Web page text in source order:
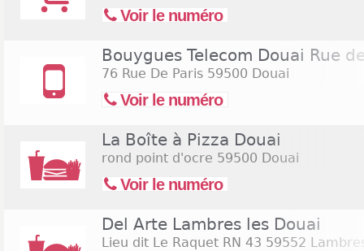
Voir le numéro
Bouygues Telecom Douai Rue
76 Rue De Paris 59500 Douai
Voir le numéro
La Boîte à Pizza Douai
rond point d'ocre 59500 Douai
Voir le numéro
Del Arte Lambres les Douai
Lieu dit Le Raquet RN 43 59552